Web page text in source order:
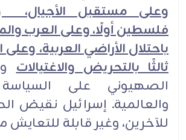
وعلى مستقبل
فلسطين أولًا، وعلى العرب
باحتلال الأراضي العربية،
ثالثًا بالتحريض والاغتيالات
الصهيوني على السياسة
والعالمية. إسرائيل نقيض
للآخرين، وغير قابلة للتعايش